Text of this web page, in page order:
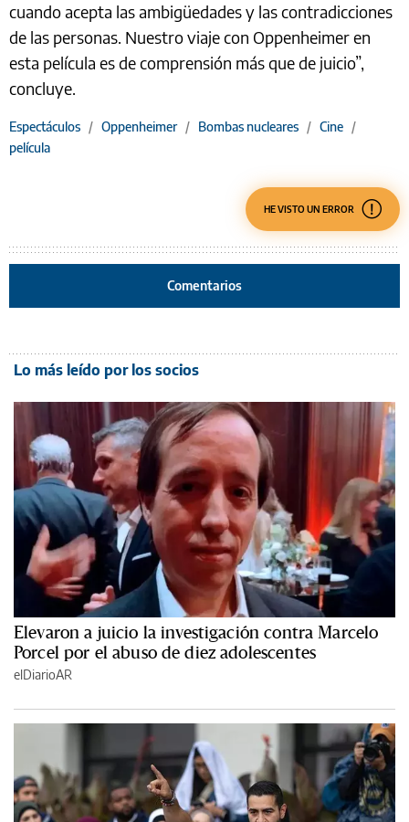
cuando acepta las ambigüedades y las contradicciones
de las personas. Nuestro viaje con Oppenheimer en
esta película es de comprensión más que de juicio”,
concluye.
Espectáculos / Oppenheimer / Bombas nucleares / Cine /
película
HE VISTO UN ERROR
Comentarios
Lo más leído por los socios
Elevaron a juicio la investigación contra Marcelo
Porcel por el abuso de diez adolescentes
elDiarioAR